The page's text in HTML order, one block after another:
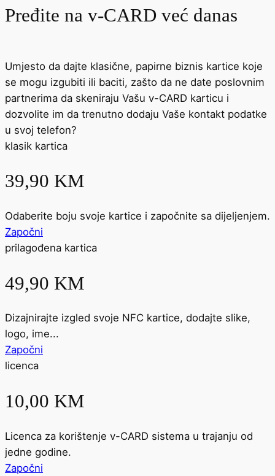
Pređite na v-CARD već danas
Umjesto da dajte klasične, papirne biznis kartice koje
se mogu izgubiti ili baciti, zašto da ne date poslovnim
partnerima da skeniraju Vašu v-CARD karticu i
dozvolite im da trenutno dodaju Vaše kontakt podatke
u svoj telefon?
klasik kartica
39,90 KM
Odaberite boju svoje kartice i započnite sa dijeljenjem.
Započni
prilagođena kartica
49,90 KM
Dizajnirajte izgled svoje NFC kartice, dodajte slike,
logo, ime...
Započni
licenca
10,00 KM
Licenca za korištenje v-CARD sistema u trajanju od
jedne godine.
Započni